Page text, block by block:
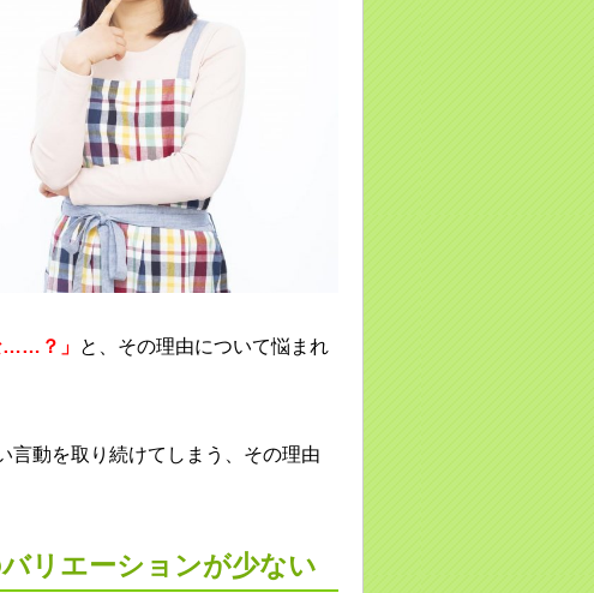
……？」 と、その理由について悩まれ
言動を取り続けてしまう、その理由
リエーションが少ない